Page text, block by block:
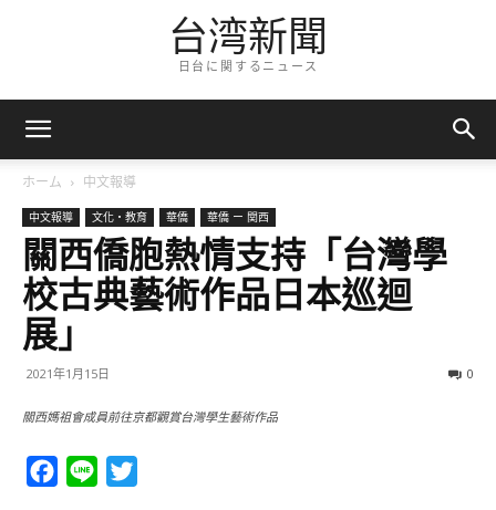
台湾新聞
日台に関するニュース
ホーム 中文報導
中文報導 文化・教育 華僑 華僑 ー 関西
關西僑胞熱情支持「台灣學
校古典藝術作品日本巡迴
展」
2021年1月15日 0
關西媽祖會成員前往京都觀賞台灣學生藝術作品
Facebook
Line